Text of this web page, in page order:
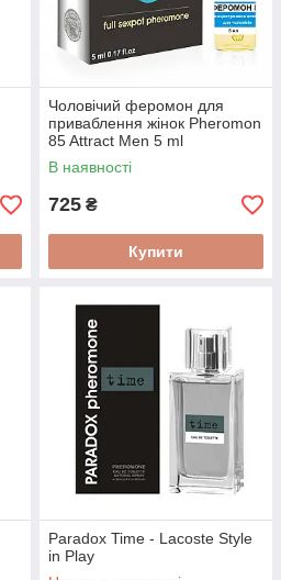
Чоловічий феромон для
приваблення жінок Pheromon
85 Attract Men 5 ml
В наявності
725 ₴
Купити
Paradox Time - Lacoste Style
in Play